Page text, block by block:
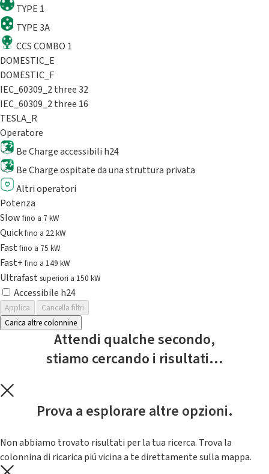
TYPE 1
TYPE 3A
CCS COMBO 1
DOMESTIC_E
DOMESTIC_F
IEC_60309_2 three 32
IEC_60309_2 three 16
TESLA_R
Operatore
Be Charge accessibili h24
Be Charge ospitate da una struttura privata
Altri operatori
Potenza
Slowfino a 7 kW
Quickfino a 22 kW
Fastfino a 75 kW
Fast+fino a 149 kW
Ultrafast superiori a 150 kW
Accessibile h24
Applica
Cancella filtri
Carica altre colonnine
Attendi qualche secondo,
stiamo cercando i risultati...
Prova a esplorare altre opzioni.
Non abbiamo trovato risultati per la tua ricerca. Trova la
colonnina di ricarica piú vicina a te direttamente sulla mappa.